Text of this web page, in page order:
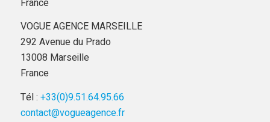
France
VOGUE AGENCE MARSEILLE
292 Avenue du Prado
13008 Marseille
France
Tél : +33(0)9.51.64.95.66
contact@vogueagence.fr